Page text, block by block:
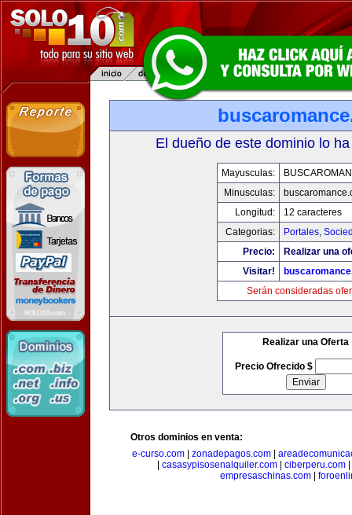
El dueño de este dominio lo
Mayusculas:
Minusculas:
Longitud:
12 caracteres
Categorias:
Portales,
Precio:
Realizar una
Visitar!
Serán consideradas
Realizar una Oferta
Precio Ofrecido $
Otros dominios en venta:
e-curso.com| zonadepagos.com|
casasypisosenalquiler.com ciberperu.com
empresaschinas.com|